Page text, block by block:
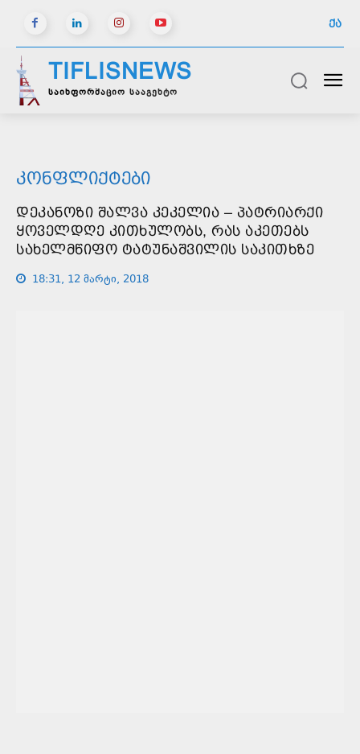
ᲥᲐ
TIFLISNEWS
საინფორმაციო სააგენტო
ᲙᲝᲜᲤᲚᲘᲥᲢᲔᲑᲘ
ᲓᲔᲙᲐᲜᲝᲖᲘ ᲨᲐᲚᲕᲐ ᲙᲔᲙᲔᲚᲘᲐ – ᲞᲐᲢᲠᲘᲐᲠᲥᲘ
ᲧᲝᲕᲔᲚᲓᲦᲔ ᲙᲘᲗᲮᲣᲚᲝᲑᲡ, ᲠᲐᲡ ᲐᲙᲔᲗᲔᲑᲡ
ᲡᲐᲮᲔᲚᲛᲬᲘᲤᲝ ᲢᲐᲢᲣᲜᲐᲨᲕᲘᲚᲘᲡ ᲡᲐᲙᲘᲗᲮᲖᲔ
18:31, 12 მარტი, 2018